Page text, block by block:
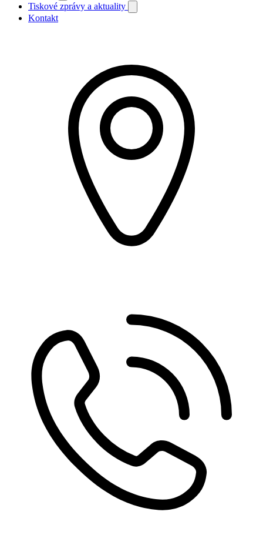
Tiskové zprávy a aktuality
Kontakt